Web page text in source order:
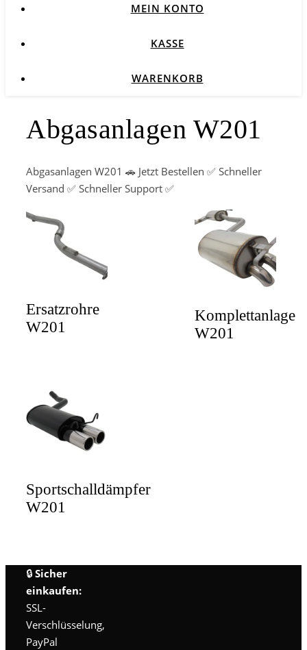
MEIN KONTO
KASSE
WARENKORB
Abgasanlagen W201
Abgasanlagen W201 🚗 Jetzt Bestellen ✅ Schneller
Versand ✅ Schneller Support ✅
Ersatzrohre
W201
Komplettanlage
W201
Sportschalldämpfer
W201
🔒 Sicher
einkaufen:
SSL-
Verschlüsselung,
PayPal